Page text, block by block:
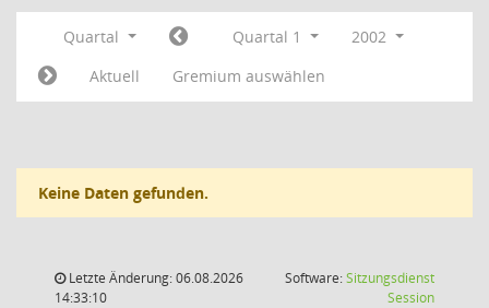
Quartal Quartal 1
2002
Aktuell
Gremium auswählen
Keine Daten gefunden.
Letzte Änderung: 06.08.2026
14:33:10
Software:Sitzungsdienst
Session(Wird in